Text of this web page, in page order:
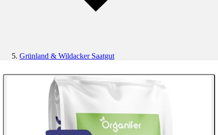
Grünland & Wildacker Saatgut